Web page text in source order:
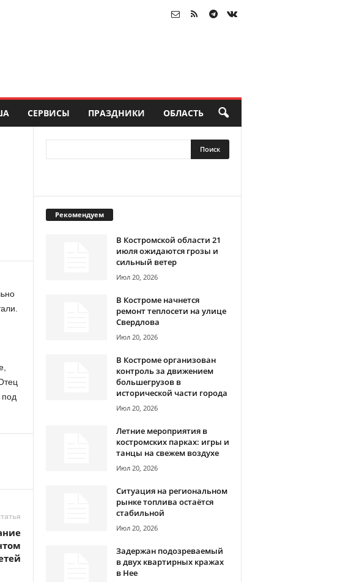
СЕРВИСЫ ПРАЗДНИКИ ОБЛАСТЬ
под
Рекомендуем
В Костромской области 21
июля ожидаются грозы и
сильный ветер
Июл 20, 2026
В Костроме начнется
ремонт теплосети на улице
Свердлова
Июл 20, 2026
В Костроме организован
контроль за движением
большегрузов в
исторической части города
Июл 20, 2026
Летние мероприятия в
костромских парках: игры и
танцы на свежем воздухе
Июл 20, 2026
Ситуация на региональном
рынке топлива остаётся
стабильной
Июл 20, 2026
Задержан подозреваемый
в двух квартирных кражах
в Нее